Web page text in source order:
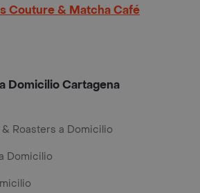
Couture & Matcha Café
Domicilio Cartagena
Roasters a Domicilio
Domicilio